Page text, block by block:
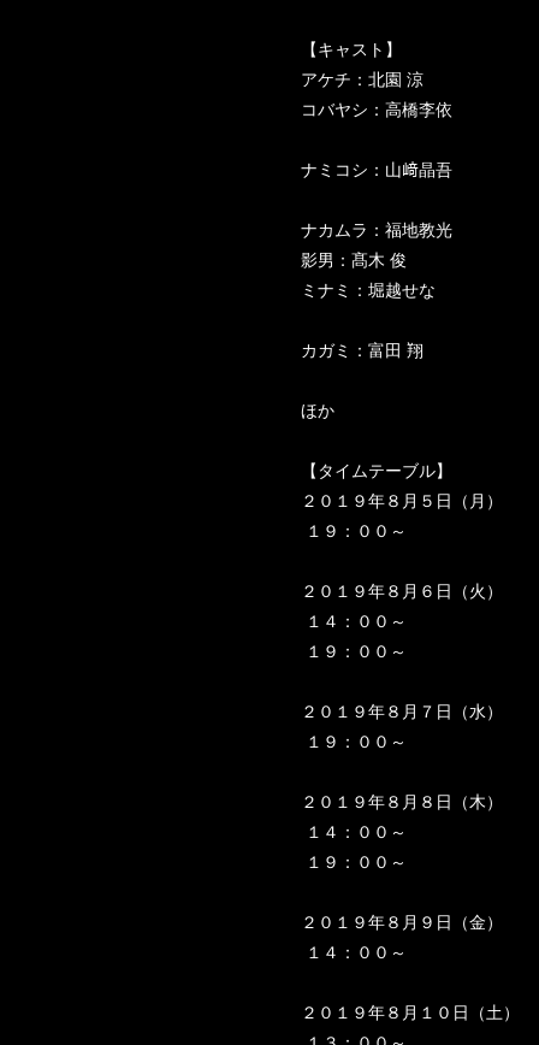
【キャスト】
アケチ：北園 涼
コバヤシ：高橋李依
ナミコシ：山﨑晶吾
ナカムラ：福地教光
影男：髙木 俊
ミナミ：堀越せな
カガミ：富田 翔
ほか
【タイムテーブル】
２０１９年８月５日（月）
１９：００～
２０１９年８月６日（火）
１４：００～
１９：００～
２０１９年８月７日（水）
１９：００～
２０１９年８月８日（木）
１４：００～
１９：００～
２０１９年８月９日（金）
１４：００～
２０１９年８月１０日（土）